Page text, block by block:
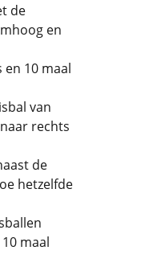
de
en
en 10 maal
van
rechts
de
hetzelfde
maal